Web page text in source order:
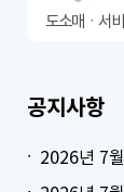
도소매ㆍ서
공지사항
2026년 7